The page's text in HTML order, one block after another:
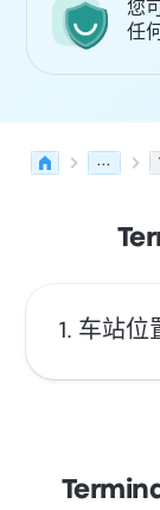
您
任
...
车站位
科恰班巴